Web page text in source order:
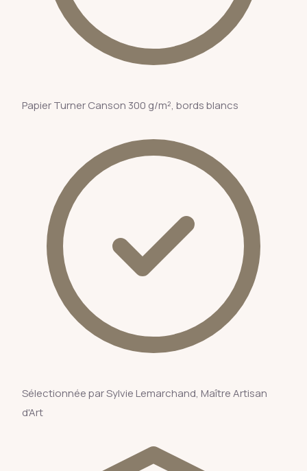
Papier Turner Canson 300 g/m², bords blancs
Sélectionnée par Sylvie Lemarchand, Maître Artisan
d'Art